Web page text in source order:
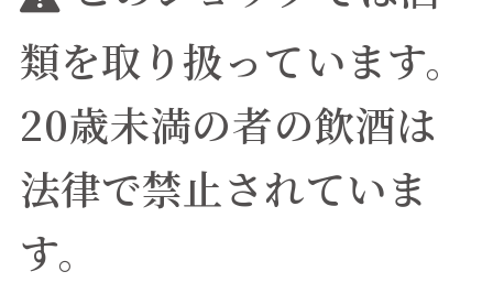
類を取り扱っています。
20歳未満の者の飲酒は
法律で禁止されていま
す。